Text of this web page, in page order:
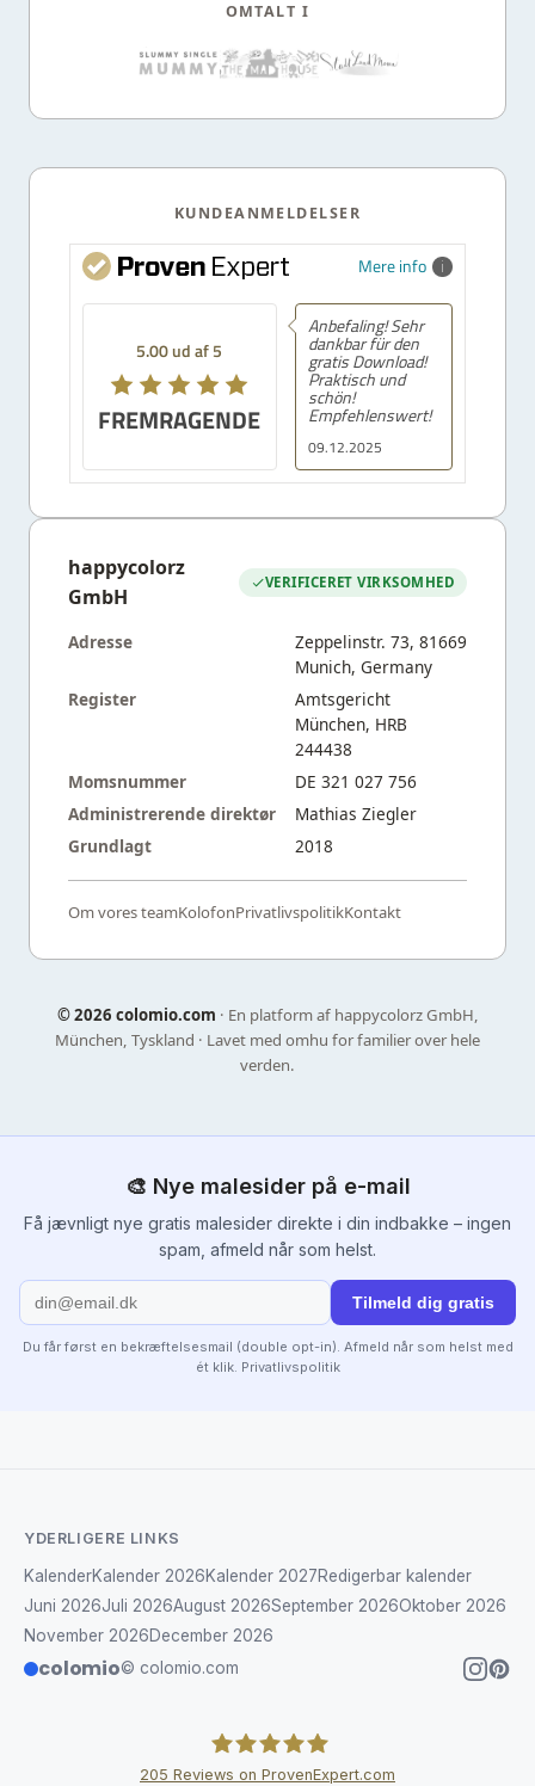
OMTALT I
KUNDEANMELDELSER
Mere info
5.00 ud af 5
FREMRAGENDE
09.12.2025
Anbefaling! Sehr
dankbar für den
gratis Download!
Praktisch und
schön!
Empfehlenswert!
happycolorz
GmbH
VERIFICERET VIRKSOMHED
Adresse
Zeppelinstr. 73, 81669
Munich, Germany
Register
Amtsgericht
München, HRB
244438
Momsnummer
DE 321 027 756
Administrerende direktør
Mathias Ziegler
Grundlagt
2018
Om vores teamKolofonPrivatlivspolitikKontakt
©2026 colomio.com · En platform af happycolorz GmbH,
München, Tyskland · Lavet med omhu for familier over hele
verden.
🎨 Nye malesider på e-mail
Få jævnligt nye gratis malesider direkte i din indbakke – ingen
spam, afmeld når som helst.
Tilmeld dig gratis
Du får først en bekræftelsesmail (double opt-in). Afmeld når som helst med
ét klik. Privatlivspolitik
YDERLIGERE LINKS
KalenderKalender 2026Kalender 2027Redigerbar kalender
Juni 2026Juli 2026August 2026September 2026Oktober 2026
November 2026December 2026
colomio© colomio.com
205 Reviews on ProvenExpert.com